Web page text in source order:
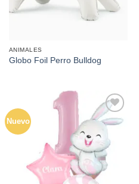
ANIMALES
Globo Foil Perro Bulldog
Nuevo
Añadir
lista de
deseos